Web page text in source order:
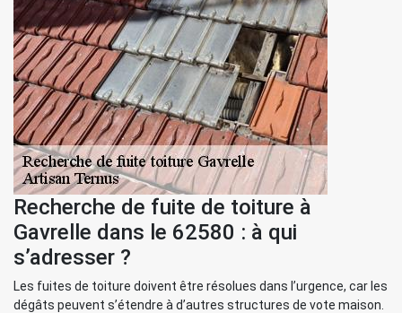
Recherche de fuite de toiture à
Gavrelle dans le 62580 : à qui
s’adresser ?
Les fuites de toiture doivent être résolues dans l’urgence, car les
dégâts peuvent s’étendre à d’autres structures de vote maison.